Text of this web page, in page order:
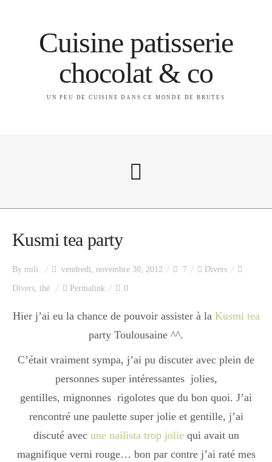
Cuisine patisserie
chocolat & co
UN PEU DE CUISINE DANS CE MONDE DE BRUTES
Index des recettes
Catégories
Apéro
Entrée
Kusmi tea party
By mili vendredi, novembre 30, 2012 7 Divers
Divers, thé Permalink 0
Hier j’ai eu la chance de pouvoir assister à la Kusmi tea
party Toulousaine ^^.
C’était vraiment sympa, j’ai pu discuter avec plein de
personnes super intéressantes jolies,
gentilles, mignonnes rigolotes que du bon quoi. J’ai
rencontré une paulette super jolie et gentille, j’ai
discuté avec une nailista trop joliequi avait un
magnifique verni rouge… bon par contre j’ai raté mes